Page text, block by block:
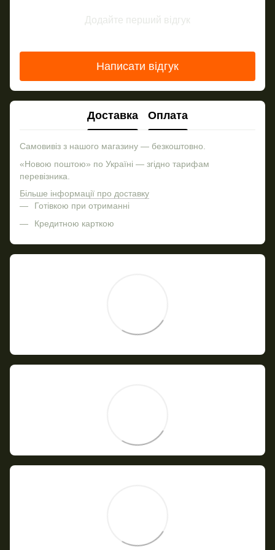
Додайте перший відгук
Написати відгук
Доставка Оплата
Самовивіз з нашого магазину — безкоштовно.
«Новою поштою» по Україні — згідно тарифам
перевізника.
Більше інформації про доставку
Готівкою при отриманні
Кредитною карткою